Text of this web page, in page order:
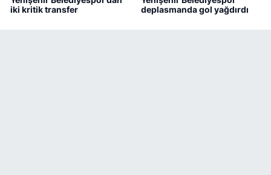
iki kritik transfer
deplasmanda gol yağdırdı